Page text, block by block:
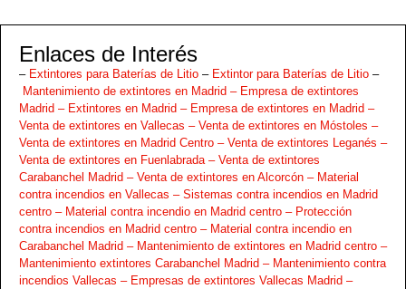
Enlaces de Interés
– Extintores para Baterías de Litio – Extintor para Baterías de Litio –
Mantenimiento de extintores en Madrid – Empresa de extintores
Madrid – Extintores en Madrid – Empresa de extintores en Madrid –
Venta de extintores en Vallecas – Venta de extintores en Móstoles –
Venta de extintores en Madrid Centro – Venta de extintores Leganés –
Venta de extintores en Fuenlabrada – Venta de extintores
Carabanchel Madrid – Venta de extintores en Alcorcón – Material
contra incendios en Vallecas – Sistemas contra incendios en Madrid
centro – Material contra incendio en Madrid centro – Protección
contra incendios en Madrid centro – Material contra incendio en
Carabanchel Madrid – Mantenimiento de extintores en Madrid centro –
Mantenimiento extintores Carabanchel Madrid – Mantenimiento contra
incendios Vallecas – Empresas de extintores Vallecas Madrid –